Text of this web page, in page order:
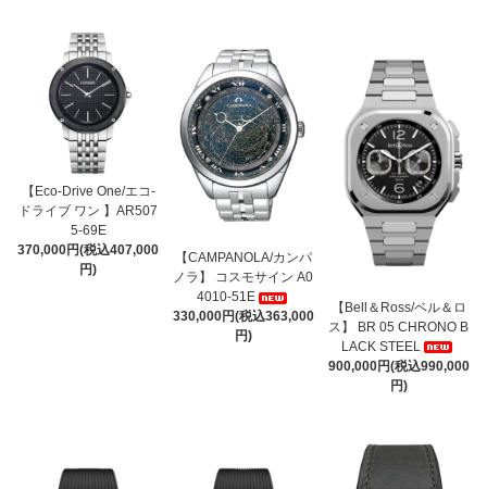
【Eco-Drive One/エコ-
ドライブ ワン 】AR507
5-69E
370,000円(税込407,000
円)
【CAMPANOLA/カンパ
ノラ】 コスモサイン A0
4010-51E
330,000円(税込363,000
円)
【Bell＆Ross/ベル＆ロ
ス】 BR 05 CHRONO B
LACK STEEL
900,000円(税込990,000
円)